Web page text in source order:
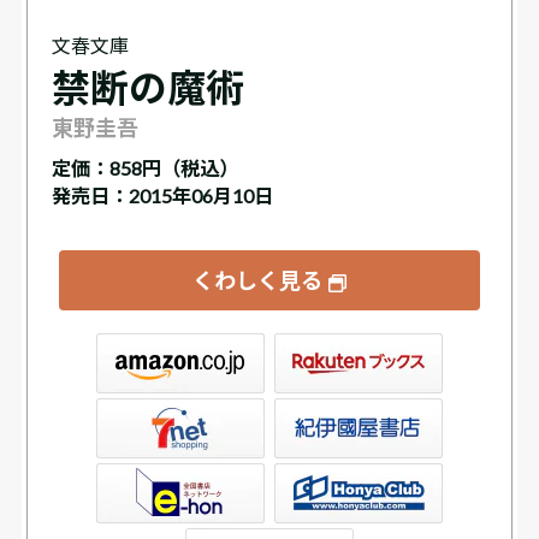
文春文庫
禁断の魔術
東野圭吾
定価： 858円（税込）
発売日：2015年06月10日
くわしく見る
書店ウェブストア